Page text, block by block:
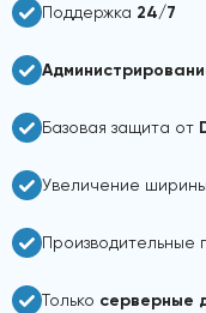
Поддержка 24/7
Базовая защита от
Увеличение
Производительные
Только серверные